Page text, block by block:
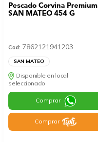
Pescado Corvina Premium
SAN MATEO 454 G
Cod: 7862121941203
SAN MATEO
Disponible en local
seleccionado
Comprar
Comprar